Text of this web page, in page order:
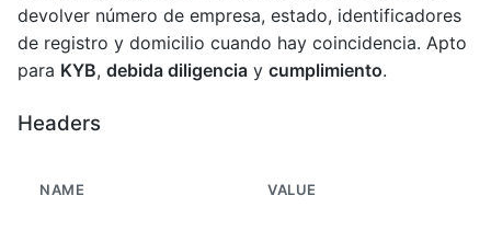
devolver número de empresa, estado, identificadores
de registro y domicilio cuando hay coincidencia. Apto
para KYB, debida diligencia y cumplimiento.
Headers
NAME VALUE